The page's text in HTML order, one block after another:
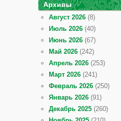
Архивы
Август 2026 (8)
Июль 2026 (40)
Июнь 2026 (67)
Май 2026 (242)
Апрель 2026 (253)
Март 2026 (241)
Февраль 2026 (250)
Январь 2026 (91)
Декабрь 2025 (260)